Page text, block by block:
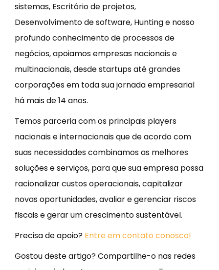
sistemas, Escritório de projetos,
Desenvolvimento de software, Hunting e nosso
profundo conhecimento de processos de
negócios, apoiamos empresas nacionais e
multinacionais, desde startups até grandes
corporações em toda sua jornada empresarial
há mais de 14 anos.
Temos parceria com os principais players
nacionais e internacionais que de acordo com
suas necessidades combinamos as melhores
soluções e serviços, para que sua empresa possa
racionalizar custos operacionais, capitalizar
novas oportunidades, avaliar e gerenciar riscos
fiscais e gerar um crescimento sustentável.
Precisa de apoio? Entre em contato conosco!
Gostou deste artigo? Compartilhe-o nas redes